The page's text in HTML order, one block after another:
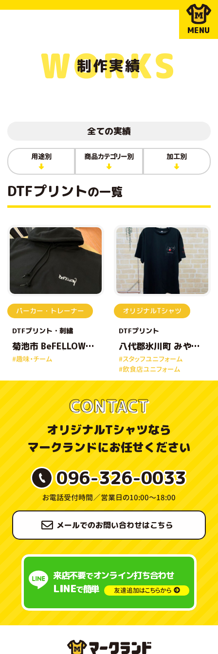
MENU
制作実績
WORKS
全ての実績
用途別 商品カテゴリー別 加工別
DTFプリントの一覧
パーカー・トレーナー
DTFプリント 刺繍
菊池市 BeFELLOW様
オリジナルプリント
パーカー
#趣味・チーム
オリジナルTシャツ
DTFプリント
八代郡氷川町 みやざ
き農園様 オリジナル
プリントTシャツ
#スタッフユニフォーム
#飲食店ユニフォーム
CONTACT
オリジナルTシャツなら
マークランドにお任せください
096-326-0033
お電話受付時間／営業日の10:00〜18:00
メールでのお問い合わせはこちら
来店不要でオンライン打ち合わせ
LINEで簡単 友達追加はこちらから